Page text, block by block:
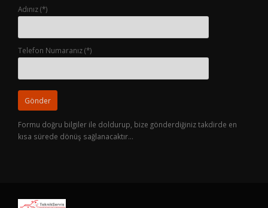
Adınız (*)
Telefon Numaranız (*)
Formu doğru bilgiler ile doldurup, bize gönderdiğiniz takdirde en
kısa sürede dönüş sağlanacaktır…